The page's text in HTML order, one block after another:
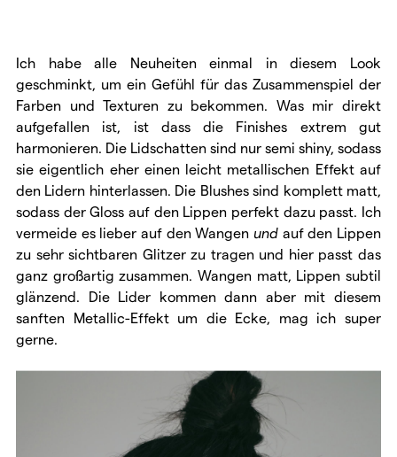
Ich habe alle Neuheiten einmal in diesem Look
geschminkt, um ein Gefühl für das Zusammenspiel der
Farben und Texturen zu bekommen. Was mir direkt
aufgefallen ist, ist dass die Finishes extrem gut
harmonieren. Die Lidschatten sind nur semi shiny, sodass
sie eigentlich eher einen leicht metallischen Effekt auf
den Lidern hinterlassen. Die Blushes sind komplett matt,
sodass der Gloss auf den Lippen perfekt dazu passt. Ich
vermeide es lieber auf den Wangen und auf den Lippen
zu sehr sichtbaren Glitzer zu tragen und hier passt das
ganz großartig zusammen. Wangen matt, Lippen subtil
glänzend. Die Lider kommen dann aber mit diesem
sanften Metallic-Effekt um die Ecke, mag ich super
gerne.